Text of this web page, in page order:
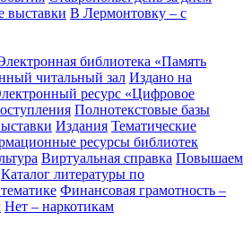
выставки В Лермонтовку – с
библиотека «Память
читальный зал Издано на
ресурс «Цифровое
Полнотекстовые базы
Издания Тематические
ресурсы библиотек
Виртуальная справка Повышаем
Каталог литературы по
Финансовая грамотность –
Нет – наркотикам